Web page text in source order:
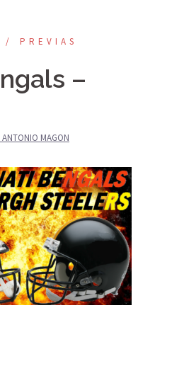
PREVIAS
–
ANTONIO MAGON